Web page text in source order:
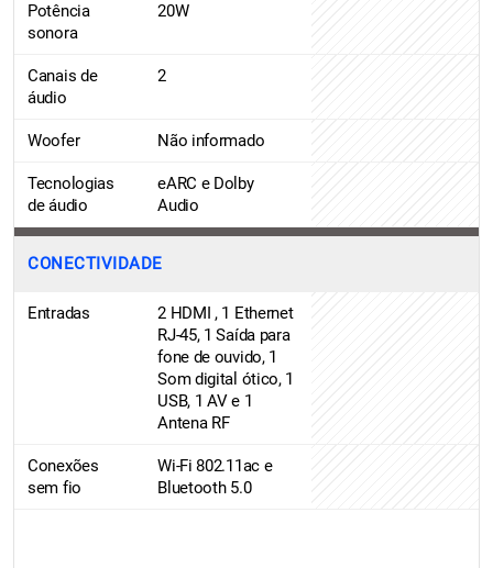
Potência
sonora
20W
Canais de
áudio
2
Woofer Não informado
Tecnologias
de áudio
eARC e Dolby
Audio
CONECTIVIDADE
Entradas
2 HDMI , 1 Ethernet
RJ-45, 1 Saída para
fone de ouvido, 1
Som digital ótico, 1
USB, 1 AV e 1
Antena RF
Conexões
sem fio
Wi-Fi 802.11ac e
Bluetooth 5.0